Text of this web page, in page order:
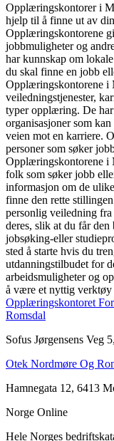
Opplæringskontorer i
hjelp til å finne ut av
Opplæringskontorene
jobbmuligheter og
har kunnskap om
du skal finne en jobb
Opplæringskontorene i
veiledningstjenester,
typer opplæring. De
organisasjoner som
veien mot en karriere.
personer som søker
Opplæringskontorene i
folk som søker jobb
informasjon om de
finne den rette
personlig veiledning fra
deres, slik at du får
jobsøking-eller
sted å starte hvis du
utdanningstilbudet for
arbeidsmuligheter og
å være et nyttig
Opplæringskontoret
Romsdal
Sofus Jørgensens Veg
Otek Nordmøre Og
Hamnegata 12, 6413
Norge Online
Hele Norges